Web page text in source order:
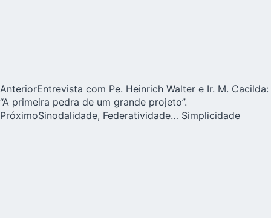
AnteriorEntrevista com Pe. Heinrich Walter e Ir. M. Cacilda:
“A primeira pedra de um grande projeto”.
PróximoSinodalidade, Federatividade… Simplicidade